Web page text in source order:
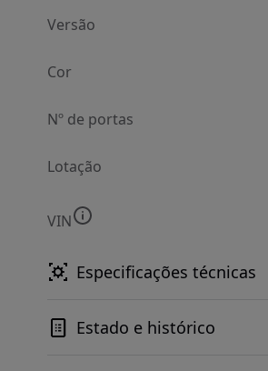
Versão
Cor
Nº de portas
Lotação
VIN
Especificações técnicas
Estado e histórico